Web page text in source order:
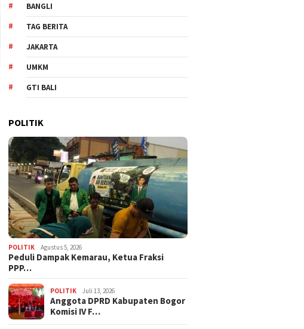
BANGLI
TAG BERITA
JAKARTA
UMKM
GTI BALI
POLITIK
POLITIK Agustus 5, 2026
‎Peduli Dampak Kemarau, Ketua Fraksi
PPP…
POLITIK Juli 13, 2026
Anggota DPRD Kabupaten Bogor
Komisi IV F…